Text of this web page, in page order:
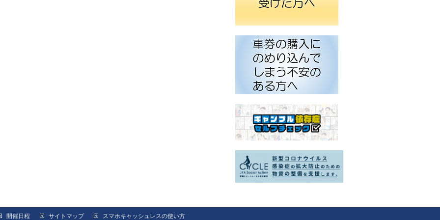
開催日程 サイトマップ スマホキャッシュレスの使い方